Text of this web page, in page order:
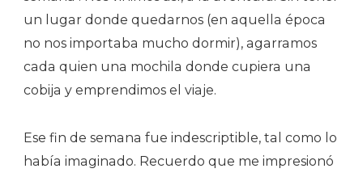
un lugar donde quedarnos (en aquella época
no nos importaba mucho dormir), agarramos
cada quien una mochila donde cupiera una
cobija y emprendimos el viaje.
Ese fin de semana fue indescriptible, tal como lo
había imaginado. Recuerdo que me impresionó